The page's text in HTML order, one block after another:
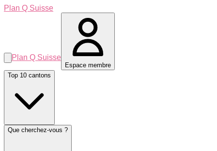
Plan Q Suisse
Plan Q Suisse
Espace membre
Top 10 cantons
Que cherchez-vous ?